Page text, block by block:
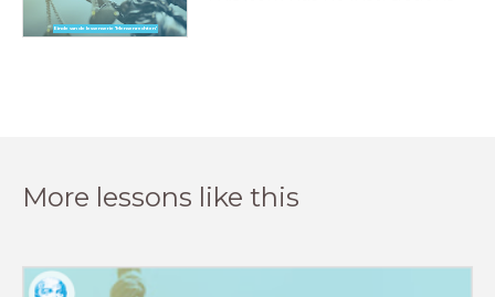
Einde van de lessenserie 'Mensenrechten'
More lessons like this